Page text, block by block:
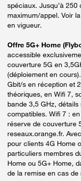
spéciaux. Jusqu’à
maximum/appel. Voir
en vigueur.
Offre 5G+ Home
accessible
couverture 5G en
(déploiement en
Gbit/s en réception et
théoriques, en Wifi 7,
bande 3,5 GHz,
compatibles. Wifi 7 :
réserve de couverture
reseaux.orange.fr.
pour clients 4G Home
particuliers membres
Home ou 5G+ Home,
de la remise en cas de